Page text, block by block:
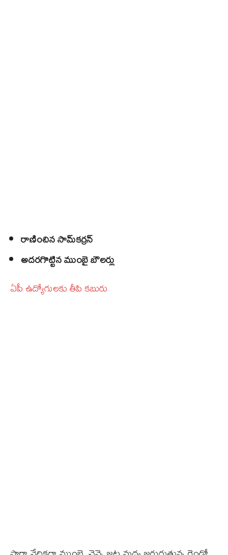
రాణించిన సామ్‌కర్రన్
అదరగొట్టిన ముంబై బౌలర్లు
ఏపీ ఉద్యోగులకు‌ తీపి కబురు